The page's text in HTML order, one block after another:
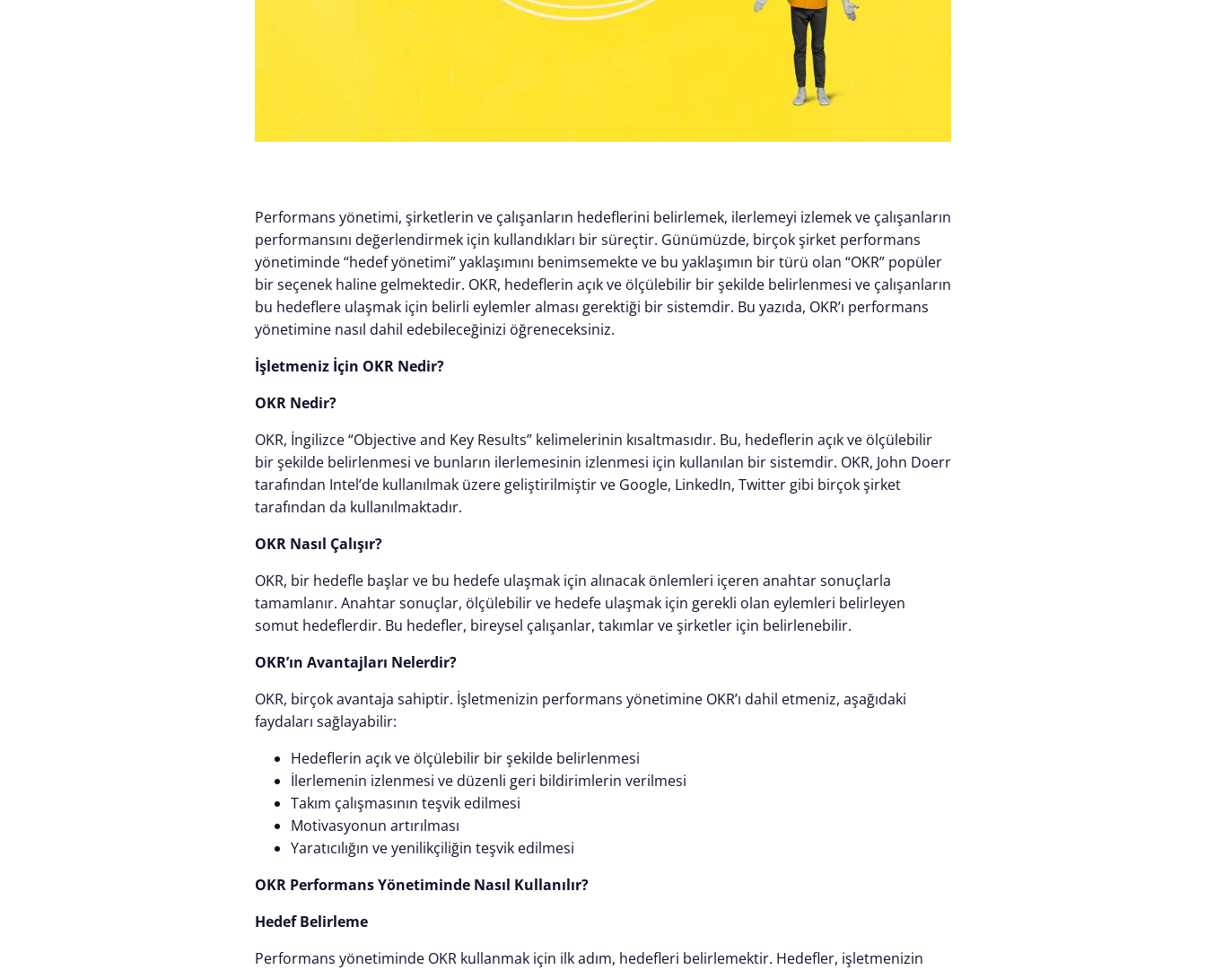
Performans yönetimi, şirketlerin ve çalışanların hedeflerini belirlemek, ilerlemeyi izlemek ve çalışanların
performansını değerlendirmek için kullandıkları bir süreçtir. Günümüzde, birçok şirket performans
yönetiminde “hedef yönetimi” yaklaşımını benimsemekte ve bu yaklaşımın bir türü olan “OKR” popüler
bir seçenek haline gelmektedir. OKR, hedeflerin açık ve ölçülebilir bir şekilde belirlenmesi ve çalışanların
bu hedeflere ulaşmak için belirli eylemler alması gerektiği bir sistemdir. Bu yazıda, OKR’ı performans
yönetimine nasıl dahil edebileceğinizi öğreneceksiniz.
İşletmeniz İçin OKR Nedir?
OKR Nedir?
OKR, İngilizce “Objective and Key Results” kelimelerinin kısaltmasıdır. Bu, hedeflerin açık ve ölçülebilir
bir şekilde belirlenmesi ve bunların ilerlemesinin izlenmesi için kullanılan bir sistemdir. OKR, John Doerr
tarafından Intel’de kullanılmak üzere geliştirilmiştir ve Google, LinkedIn, Twitter gibi birçok şirket
tarafından da kullanılmaktadır.
OKR Nasıl Çalışır?
OKR, bir hedefle başlar ve bu hedefe ulaşmak için alınacak önlemleri içeren anahtar sonuçlarla
tamamlanır. Anahtar sonuçlar, ölçülebilir ve hedefe ulaşmak için gerekli olan eylemleri belirleyen
somut hedeflerdir. Bu hedefler, bireysel çalışanlar, takımlar ve şirketler için belirlenebilir.
OKR’ın Avantajları Nelerdir?
OKR, birçok avantaja sahiptir. İşletmenizin performans yönetimine OKR’ı dahil etmeniz, aşağıdaki
faydaları sağlayabilir:
Hedeflerin açık ve ölçülebilir bir şekilde belirlenmesi
İlerlemenin izlenmesi ve düzenli geri bildirimlerin verilmesi
Takım çalışmasının teşvik edilmesi
Motivasyonun artırılması
Yaratıcılığın ve yenilikçiliğin teşvik edilmesi
OKR Performans Yönetiminde Nasıl Kullanılır?
Hedef Belirleme
Performans yönetiminde OKR kullanmak için ilk adım, hedefleri belirlemektir. Hedefler, işletmenizin